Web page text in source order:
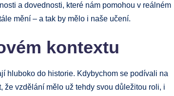
a dovednosti, které nám pomohou v reálném
mění – a tak by mělo i naše učení.
kontextu
hluboko do historie. Kdybychom se podívali na
že vzdělání mělo už tehdy svou důležitou roli, i